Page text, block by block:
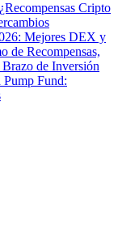
Cripto
Mejores DEX y
de Recompensas,
de Inversión
Fund: